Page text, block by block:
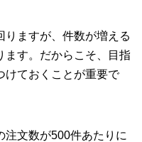
りますが、件数が増える
ます。だからこそ、目指
けておくことが重要で
注文数が500件あたりに